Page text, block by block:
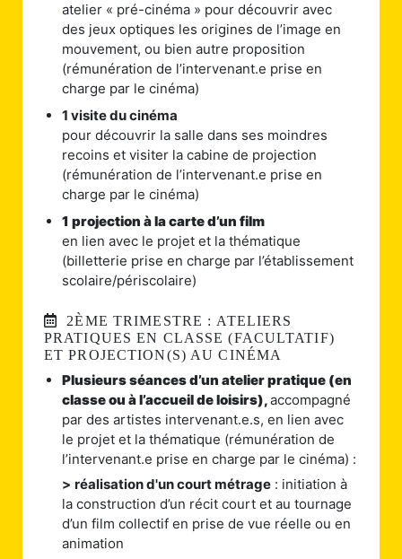
atelier « pré-cinéma » pour découvrir avec
des jeux optiques les origines de l’image en
mouvement, ou bien autre proposition
(rémunération de l’intervenant.e prise en
charge par le cinéma)
1 visite du cinéma
pour découvrir la salle dans ses moindres
recoins et visiter la cabine de projection
(rémunération de l’intervenant.e prise en
charge par le cinéma)
1 projection à la carte d’un film
en lien avec le projet et la thématique
(billetterie prise en charge par l’établissement
scolaire/périscolaire)
2ÈME TRIMESTRE : ATELIERS
PRATIQUES EN CLASSE (FACULTATIF)
ET PROJECTION(S) AU CINÉMA
Plusieurs séances d’un atelier pratique (en
classe ou à l’accueil de loisirs),accompagné
par des artistes intervenant.e.s, en lien avec
le projet et la thématique (rémunération de
l’intervenant.e prise en charge par le cinéma) :
> réalisation d'un court métrage : initiation à
la construction d’un récit court et au tournage
d’un film collectif en prise de vue réelle ou en
animation